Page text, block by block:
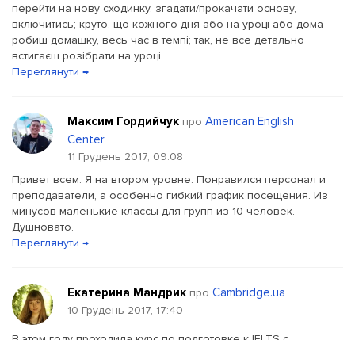
перейти на нову сходинку, згадати/прокачати основу,
включитись; круто, що кожного дня або на уроці або дома
робиш домашку, весь час в темпі; так, не все детально
встигаєш розібрати на уроці...
Переглянути →
Максим Гордийчук про American English
Center
11 Грудень 2017, 09:08
Привет всем. Я на втором уровне. Понравился персонал и
преподаватели, а особенно гибкий график посещения. Из
минусов-маленькие классы для групп из 10 человек.
Душновато.
Переглянути →
Екатерина Мандрик про Cambridge.ua
10 Грудень 2017, 17:40